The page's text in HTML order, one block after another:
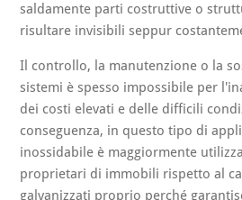
saldamente parti costruttive o
risultare invisibili seppur
Il controllo, la manutenzione o la
sistemi è spesso impossibile per
dei costi elevati e delle difficili
conseguenza, in questo tipo di
inossidabile è maggiormente
proprietari di immobili rispetto al
galvanizzati proprio perché